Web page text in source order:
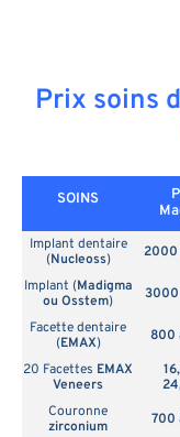
Prix soins
SOINS
Implant dentaire
(Nucleoss)
Implant (Madigma
ou Osstem)
Facette dentaire
(EMAX) 800
20 Facettes EMAX
Veneers
Couronne
zirconium
700